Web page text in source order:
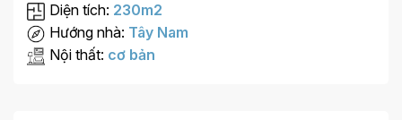
Diện tích: 230m2
Hướng nhà: Tây Nam
Nội thất: cơ bản